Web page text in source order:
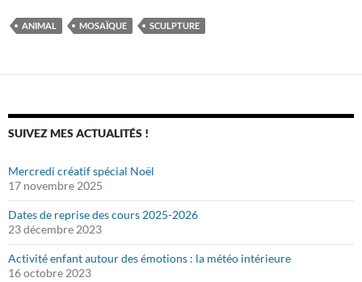
ANIMAL MOSAÏQUE SCULPTURE
SUIVEZ MES ACTUALITÉS !
Mercredi créatif spécial Noël
17 novembre 2025
Dates de reprise des cours 2025-2026
23 décembre 2023
Activité enfant autour des émotions : la météo intérieure
16 octobre 2023